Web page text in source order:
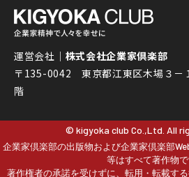
運営会社｜ 株式会社企業家倶楽部
〒135-0042 東京都江東区木場３－
階
© kigyoka club Co.,Ltd. All
企業家倶楽部の出版物および企業家倶楽部
等はすべて著作物で
著作権者の承諾を受けずに、転用・転載す